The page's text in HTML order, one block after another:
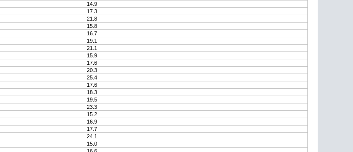
14.9
17.3
21.8
15.8
16.7
19.1
21.1
15.9
17.6
20.3
25.4
17.6
18.3
19.5
23.3
15.2
16.9
17.7
24.1
15.0